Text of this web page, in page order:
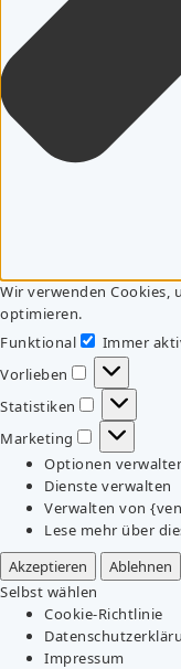
Wir verwenden Cookies,
optimieren.
Funktional
Funktional
Immer
Vorlieben
Vorlieben
Statistiken
Statistiken
Marketing
Marketing
Optionen
Dienste verwalten
Verwalten von
Lese mehr über
Akzeptieren
Ablehnen
Selbst wählen
Cookie-Richtlinie
Impressum